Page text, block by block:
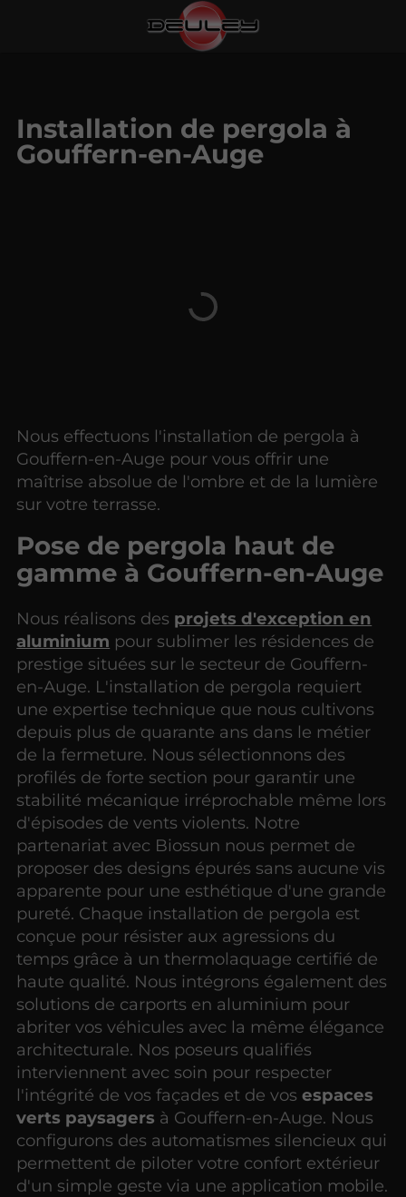
Installation de pergola à
Gouffern-en-Auge
Nous effectuons l'installation de pergola à
Gouffern-en-Auge pour vous offrir une
maîtrise absolue de l'ombre et de la lumière
sur votre terrasse.
Pose de pergola haut de
gamme à Gouffern-en-Auge
Nous réalisons des projets d'exception en
aluminium pour sublimer les résidences de
prestige situées sur le secteur de Gouffern-
en-Auge. L'installation de pergola requiert
une expertise technique que nous cultivons
depuis plus de quarante ans dans le métier
de la fermeture. Nous sélectionnons des
profilés de forte section pour garantir une
stabilité mécanique irréprochable même lors
d'épisodes de vents violents. Notre
partenariat avec Biossun nous permet de
proposer des designs épurés sans aucune vis
apparente pour une esthétique d'une grande
pureté. Chaque installation de pergola est
conçue pour résister aux agressions du
temps grâce à un thermolaquage certifié de
haute qualité. Nous intégrons également des
solutions de carports en aluminium pour
abriter vos véhicules avec la même élégance
architecturale. Nos poseurs qualifiés
interviennent avec soin pour respecter
l'intégrité de vos façades et de vosespaces
verts paysagers à Gouffern-en-Auge. Nous
configurons des automatismes silencieux qui
permettent de piloter votre confort extérieur
d'un simple geste via une application mobile.